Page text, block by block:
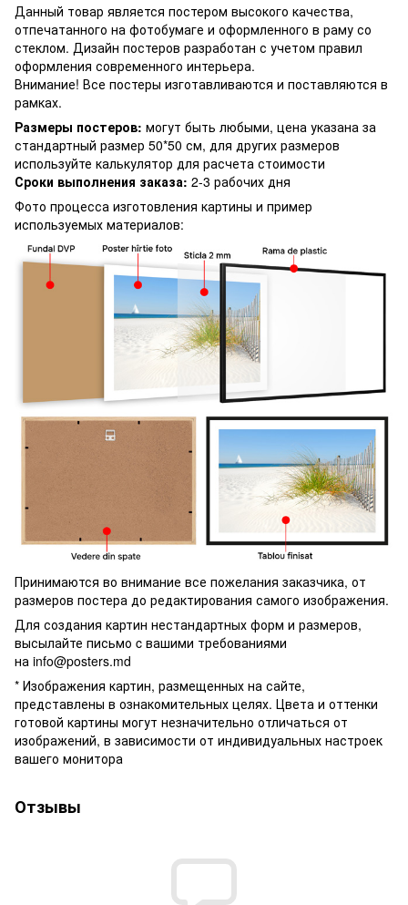
Данный товар является постером высокого качества,
отпечатанного на фотобумаге и оформленного в раму со
стеклом. Дизайн постеров разработан с учетом правил
оформления современного интерьера.
Внимание! Все постеры изготавливаются и поставляются в
рамках.
Размеры постеров: могут быть любыми, цена указана за
стандартный размер 50*50 см, для других размеров
используйте калькулятор для расчета стоимости
Сроки выполнения заказа: 2-3 рабочих дня
Фото процесса изготовления картины и пример
используемых материалов:
Принимаются во внимание все пожелания заказчика, от
размеров постера до редактирования самого изображения.
Для создания картин нестандартных форм и размеров,
высылайте письмо c вашими требованиями
на info@posters.md
* Изображения картин, размещенных на сайте,
представлены в ознакомительных целях. Цвета и оттенки
готовой картины могут незначительно отличаться от
изображений, в зависимости от индивидуальных настроек
вашего монитора
Отзывы